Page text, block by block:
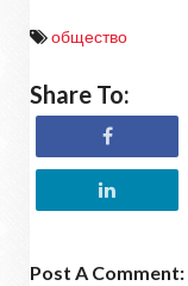
общество
Share To:
Post A Comment: